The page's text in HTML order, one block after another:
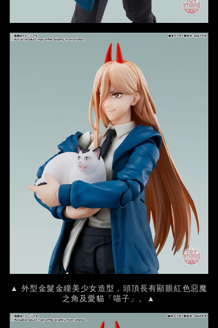
▲ 外型金髮金瞳美少女造型，頭頂長有顯眼紅色惡魔
之角及愛貓「喵子」。▲